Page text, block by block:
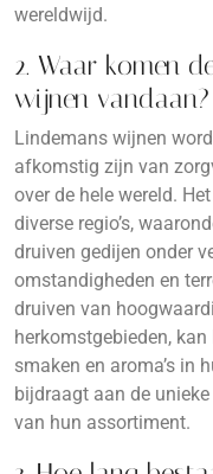
wereldwijd.
2. Waar komen
wijnen vandaan?
Lindemans wijnen
afkomstig zijn van
over de hele wereld.
diverse regio’s,
druiven gedijen onder
omstandigheden en
druiven van
herkomstgebieden,
smaken en aroma’s in
bijdraagt aan de
van hun assortiment.